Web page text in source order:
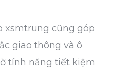
xsmtrung cũng góp
giao thông và ô
tính năng tiết kiệm